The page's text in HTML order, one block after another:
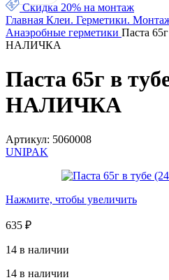
Скидка 20% на монтаж
Главная Клеи. Герметики.
Анаэробные герметики Паста
НАЛИЧКА
Паста 65г в
НАЛИЧКА
Артикул: 5060008
UNIPAK
Нажмите, чтобы увеличить
635 ₽
14 в наличии
14 в наличии